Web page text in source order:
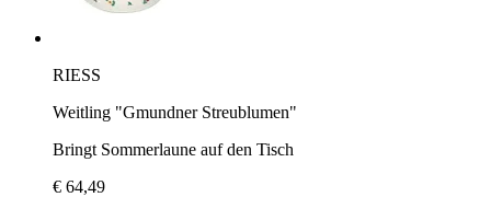
RIESS
Weitling "Gmundner Streublumen"
Bringt Sommerlaune auf den Tisch
€ 64,49